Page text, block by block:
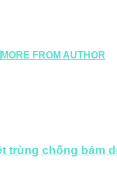
MORE FROM AUTHOR
trùng chống bám